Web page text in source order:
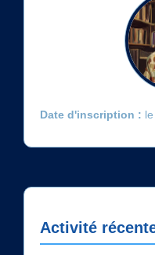
Date d'inscription :
Activité